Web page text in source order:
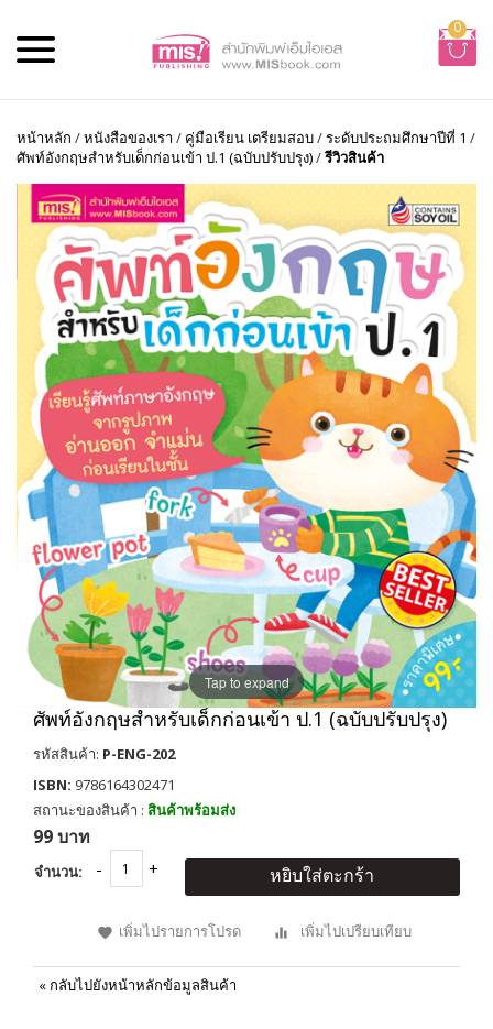
0
หน้าหลัก /หนังสือของเรา / คู่มือเรียน เตรียมสอบ/ระดับประถมศึกษาปีที่ 1 /
ศัพท์อังกฤษสำหรับเด็กก่อนเข้า ป.1 (ฉบับปรับปรุง)/รีวิวสินค้า
Tap to expand
ศัพท์อังกฤษสำหรับเด็กก่อนเข้า ป.1 (ฉบับปรับปรุง)
รหัสสินค้า: P-ENG-202
ISBN: 9786164302471
สถานะของสินค้า : สินค้าพร้อมส่ง
99 บาท
จำนวน: หยิบใส่ตะกร้า
เพิ่มไปรายการโปรด เพิ่มไปเปรียบเทียบ
« กลับไปยังหน้าหลักข้อมูลสินค้า